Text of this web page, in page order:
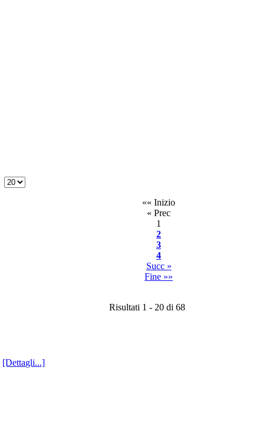
«« Inizio
« Prec
1
2
3
4
Succ »
Fine »»
Risultati 1 - 20 di 68
[Dettagli...]